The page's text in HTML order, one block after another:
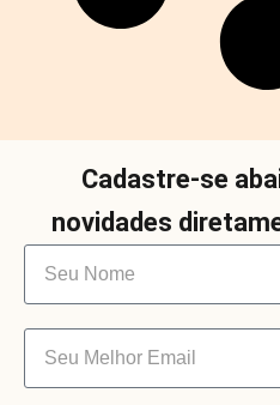
Cadastre-se
novidades